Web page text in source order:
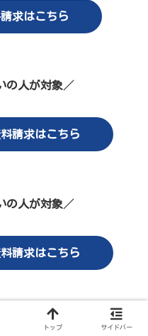
求はこちら
の人が対象／
請求はこちら
の人が対象 ／
請求はこちら
歳未満の赤ちゃんがいる
トップ サイドバー